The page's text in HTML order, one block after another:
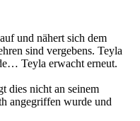
und nähert sich dem
sind vergebens. Teyla
Teyla erwacht erneut.
dies nicht an seinem
angegriffen wurde und